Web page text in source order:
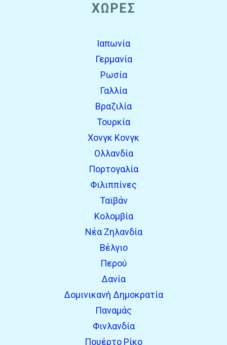
ΧΏΡΕΣ
Ιαπωνία
Γερμανία
Ρωσία
Γαλλία
Βραζιλία
Τουρκία
Χονγκ Κονγκ
Ολλανδία
Πορτογαλία
Φιλιππίνες
Ταϊβάν
Κολομβία
Νέα Ζηλανδία
Βέλγιο
Περού
Δανία
Δομινικανή Δημοκρατία
Παναμάς
Φινλανδία
Πουέρτο Ρίκο